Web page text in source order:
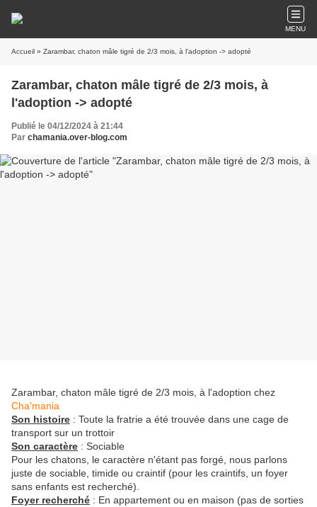
MENU
Accueil » Zarambar, chaton mâle tigré de 2/3 mois, à l'adoption -> adopté
Zarambar, chaton mâle tigré de 2/3 mois, à
l'adoption -> adopté
Publié le 04/12/2024 à 21:44
Par chamania.over-blog.com
Zarambar, chaton mâle tigré de 2/3 mois, à l'adoption chez
Cha'mania
Son histoire : Toute la fratrie a été trouvée dans une cage de
transport sur un trottoir
Son caractère : Sociable
Pour les chatons, le caractère n'étant pas forgé, nous parlons
juste de sociable, timide ou craintif (pour les craintifs, un foyer
sans enfants est recherché).
Foyer recherché : En appartement ou en maison (pas de sorties